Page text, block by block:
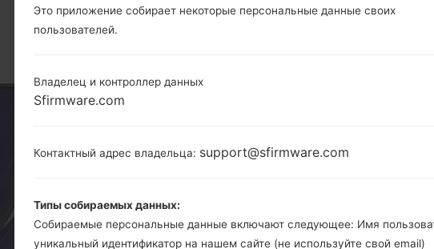
ОФИЦИАЛЬНАЯ ПРОШИВКА
Главная → Galaxy Note 20 Ultra 5G
Загрузите последнее обновление прошивки
забудьте проверить, соответствует ли номер
Это приложение собирает некоторые персональные данные своих
пользователей.
Владелец и контроллер данных
Sfirmware.com
Контактный адрес владельца: support@sfirmware.com
Типы собираемых данных:
Собираемые персональные данные включают следующее: Имя
уникальный идентификатор на нашем сайте (не используйте свой email)